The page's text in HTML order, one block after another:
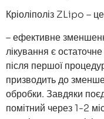
Кріоліполіз ZLipo –
– ефективне
лікування є
після першої
призводить до
обробки. Завдяки
помітний через 1-2